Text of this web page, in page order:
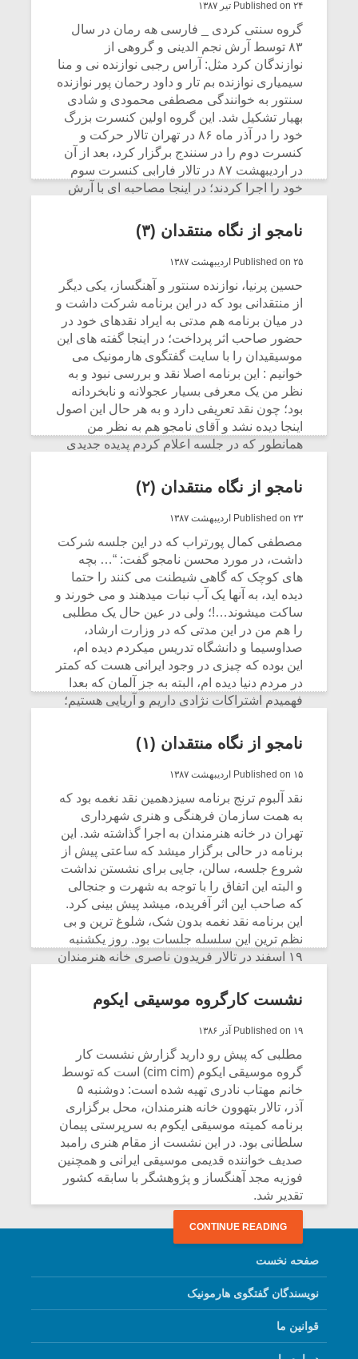
CONTINUE READING
Published on ۲۴ تیر ۱۳۸۷
گروه سنتی کردی _ فارسی هه رمان در سال
۸۳ توسط آرش نجم الدینی و گروهی از
نوازندگان کرد مثل: آراس رجبی نوازنده نی و منا
سیمیاری نوازنده بم تار و داود رحمان پور نوازنده
سنتور به خوانندگی مصطفی محمودی و شادی
بهیار تشکیل شد. این گروه اولین کنسرت بزرگ
خود را در آذر ماه ۸۶ در تهران تالار حرکت و
کنسرت دوم را در سنندج برگزار کرد، بعد از آن
در اردیبهشت ۸۷ در تالار فارابی کنسرت سوم
خود را اجرا کردند؛ در اینجا مصاحبه ای با آرش
CONTINUE READING
نامجو از نگاه منتقدان (۳)
Published on ۲۵ اردیبهشت ۱۳۸۷
حسین پرنیا، نوازنده سنتور و آهنگساز، یکی دیگر
از منتقدانی بود که در این برنامه شرکت داشت و
در میان برنامه هم مدتی به ایراد نقدهای خود در
حضور صاحب اثر پرداخت؛ در اینجا گفته های این
موسیقیدان را با سایت گفتگوی هارمونیک می
خوانیم : این برنامه اصلا نقد و بررسی نبود و به
نظر من یک معرفی بسیار عجولانه و نابخردانه
بود؛ چون نقد تعریفی دارد و به هر حال این اصول
اینجا دیده نشد و آقای نامجو هم به نظر من
همانطور که در جلسه اعلام کردم پدیده جدیدی
چندم است.
نامجو از نگاه منتقدان (۲)
Published on ۲۳ اردیبهشت ۱۳۸۷
مصطفی کمال پورتراب که در این جلسه شرکت
داشت، در مورد محسن نامجو گفت: “… بچه
های کوچک که گاهی شیطنت می کنند را حتما
دیده اید، به آنها یک آب نبات میدهند و می خورند و
ساکت میشوند…!؛ ولی در عین حال یک مطلبی
را هم من در این مدتی که در وزارت ارشاد،
صداوسیما و دانشگاه تدریس میکردم دیده ام،
این بوده که چیزی در وجود ایرانی هست که کمتر
در مردم دنیا دیده ام، البته به جز آلمان که بعدا
فهمیدم اشتراکات نژادی داریم و آریایی هستیم؛
ولی چیزی که این ابتکار را کامل میکند، علم
است.
نامجو از نگاه منتقدان (۱)
Published on ۱۵ اردیبهشت ۱۳۸۷
نقد آلبوم ترنج برنامه سیزدهمین نقد نغمه بود که
به همت سازمان فرهنگی و هنری شهرداری
تهران در خانه هنرمندان به اجرا گذاشته شد. این
برنامه در حالی برگزار میشد که ساعتی پیش از
شروع جلسه، سالن، جایی برای نشستن نداشت
و البته این اتفاق را با توجه به شهرت و جنجالی
که صاحب این اثر آفریده، میشد پیش بینی کرد.
این برنامه نقد نغمه بدون شک، شلوغ ترین و بی
نظم ترین این سلسله جلسات بود. روز یکشنبه
۱۹ اسفند در تالار فریدون ناصری خانه هنرمندان
صندلی های تالار مملو از طرفداران محسن
نامجو بود.
نشست کارگروه موسیقی ایکوم
Published on ۱۹ آذر ۱۳۸۶
مطلبی که پیش رو دارید گزارش نشست کار
گروه موسیقی ایکوم (cim cim) است که توسط
خانم مهتاب نادری تهیه شده است: دوشنبه ۵
آذر، تالار بتهوون خانه هنرمندان، محل برگزاری
برنامه کمیته موسیقی ایکوم به سرپرستی پیمان
سلطانی بود. در این نشست از مقام هنری رامبد
صدیف خواننده قدیمی موسیقی ایرانی و همچنین
فوزیه مجد آهنگساز و پژوهشگر با سابقه کشور
تقدیر شد.
CONTINUE READING
صفحه نخست
نویسندگان گفتگوی هارمونیک
قوانین ما